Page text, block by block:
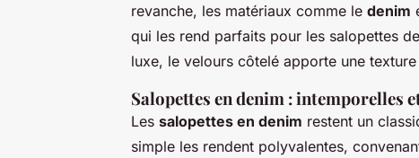
revanche, les matériaux comme le denim
qui les rend parfaits pour les salopettes
luxe, le velours côtelé apporte une
Salopettes en denim : intemporelles
Les salopettes en denim restent un
simple les rendent polyvalentes,